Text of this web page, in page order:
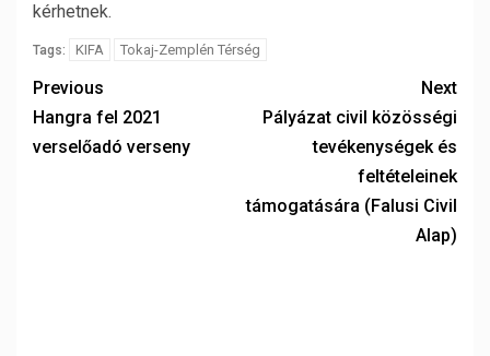
kérhetnek.
Tags: KIFA Tokaj-Zemplén Térség
Previous
Hangra fel 2021
verselőadó verseny
Next
Pályázat civil közösségi
tevékenységek és
feltételeinek
támogatására (Falusi Civil
Alap)